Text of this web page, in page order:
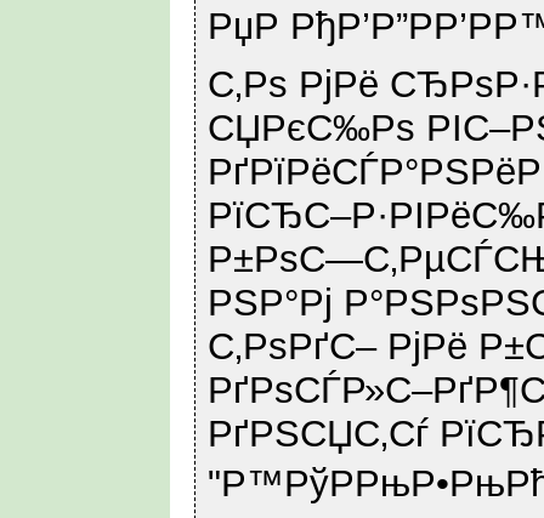
РџР
С‚Рѕ РјРё
СЏРєС‰Рѕ
РЅР°Рј
С‚РѕРґС– РјРё
РґРЅСЏС‚Сѓ
"Р™РўРРњР•РњРћ